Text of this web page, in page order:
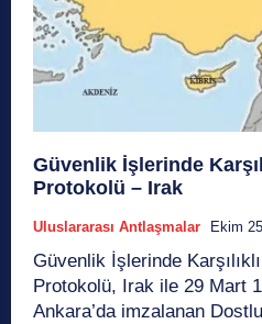
Güvenlik İşlerinde
Protokolü – Irak
Uluslararası Antlaşmalar Ekim
Güvenlik İşlerinde
Protokolü, Irak ile 29 Mart
Ankara’da imzalanan